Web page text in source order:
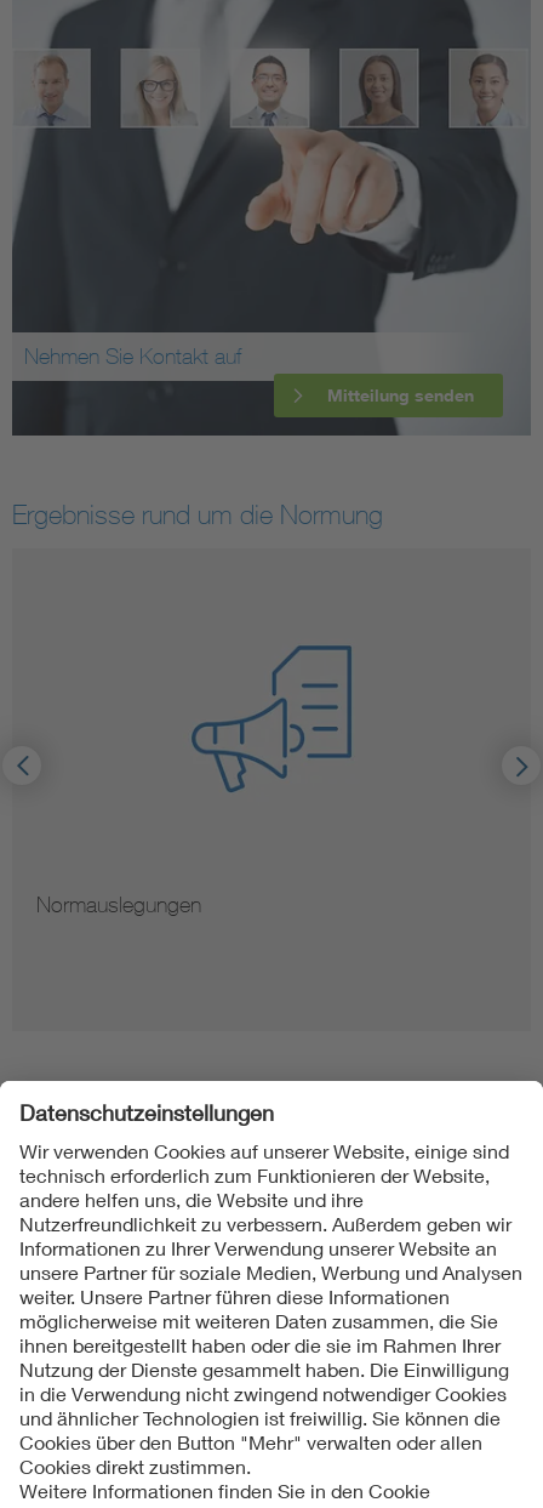
Nehmen Sie Kontakt auf
Mitteilung senden
Ergebnisse rund um die Normung
Normauslegungen
Folgen Sie uns
Kontakt
Impressum
Datenschutzinformationen